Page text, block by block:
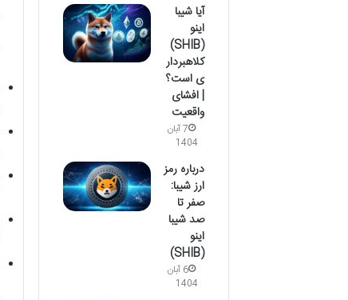
آیا شیبا
اینو
(SHIB)
کلاهبردار
ی است؟
| افشای
واقعیت
7 آبان
1404
درباره رمز
ارز شیبا:
صفر تا
صد شیبا
اینو
(SHIB)
6 آبان
1404